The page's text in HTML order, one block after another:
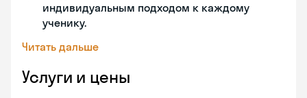
индивидуальным подходом к каждому
ученику.
Читать дальше
Услуги и цены